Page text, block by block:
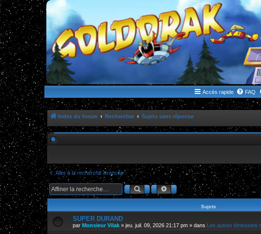
WWW.GOLDORAKGO.COM
le site de la Lune Rouge
Accès rapide FAQ
Index du forum Rechercher Sujets sans réponse
Aller à la recherche avancée
RechercherRecherche avancée
Sujets
SUPER DURAND
par Monsieur Vilak » jeu. juil. 09, 2026 21:17 pm » dans Les autres émissions